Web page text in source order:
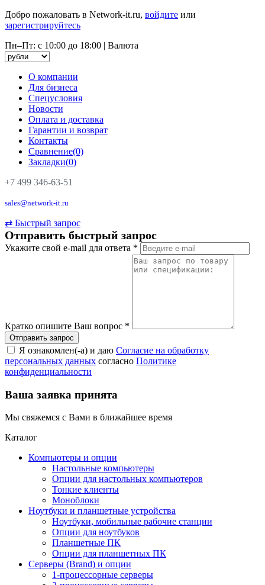
Добро пожаловать в Network-it.ru, войдите или
зарегистрируйтесь
Пн–Пт: с 10:00 до 18:00 | Валюта
О компании
Для бизнеса
Спецусловия
Новости
Оплата и доставка
Гарантии и возврат
Контакты
Сравнение(0)
Закладки(0)
+7 499 346-63-51
sales@network-it.ru
⇄ Быстрый запрос
Отправить быстрый запрос
Укажите свой e-mail для ответа *
Кратко опишите Ваш вопрос *
Я ознакомлен(-а) и даю Согласие на обработку
персональных данных согласно Политике
конфиденциальности
Ваша заявка принята
Мы свяжемся с Вами в ближайшее время
Каталог
Компьютеры и опции
Настольные компьютеры
Опции для настольных компьютеров
Тонкие клиенты
Моноблоки
Ноутбуки и планшетные устройства
Ноутбуки, мобильные рабочие станции
Опции для ноутбуков
Планшетные ПК
Опции для планшетных ПК
Серверы (Brand) и опции
1-процессорные серверы